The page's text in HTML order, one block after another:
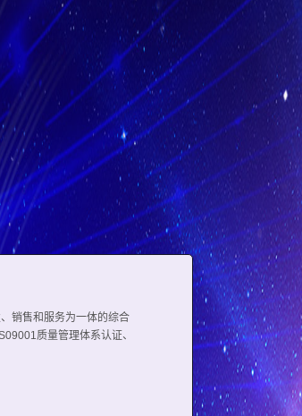
销售和服务为一体的综合
质量管理体系认证、